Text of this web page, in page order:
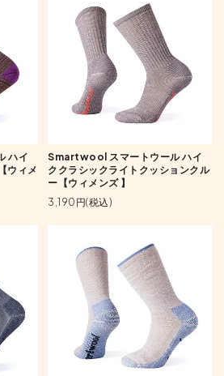
ハイ
ウィメ
Smartwool スマートウール ハイ
ククラシックライトクッションクル
ー【ウィメンズ 】
3,190円(税込)